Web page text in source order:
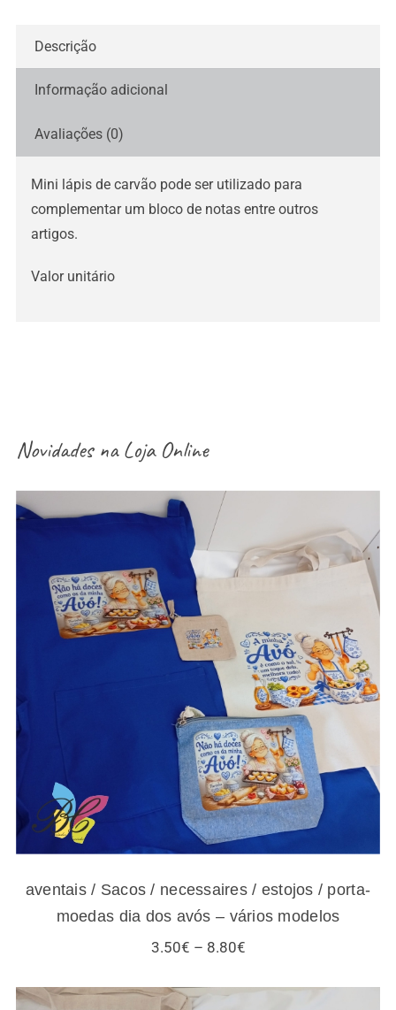
Descrição
Informação adicional
Avaliações (0)
Mini lápis de carvão pode ser utilizado para
complementar um bloco de notas entre outros
artigos.
Valor unitário
Novidades naLoja Online
aventais / Sacos / necessaires / estojos /
porta-moedas dia dos avós – vários modelos
aventais / Sacos / necessaires / estojos / porta-
moedas dia dos avós – vários modelos
3.50€ – 8.80€Price